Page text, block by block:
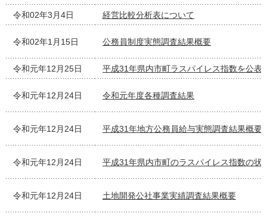
令和02年3月4日 経営比較分析表について
令和02年1月15日 公務員制度実態調査結果概要
令和元年12月25日 平成31年県内市町ラスパイレス指数を公表
令和元年12月24日 令和元年度各種調査結果
令和元年12月24日 平成31年地方公務員給与実態調査結果概要
令和元年12月24日 平成31年県内市町のラスパイレス指数の状
令和元年12月24日 土地開発公社事業実績調査結果概要